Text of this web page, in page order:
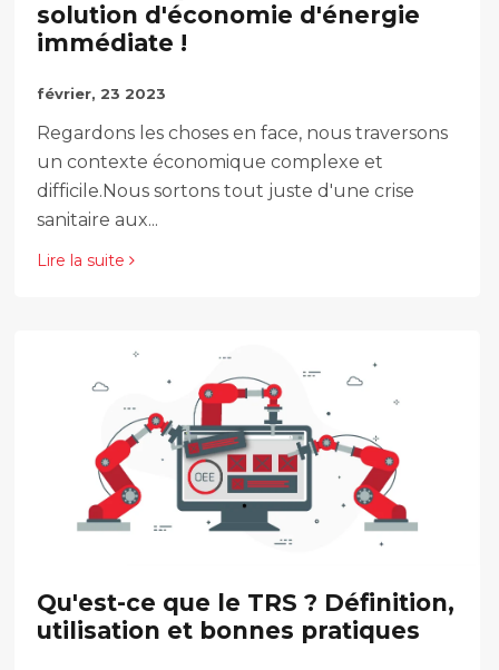
solution d'économie d'énergie
immédiate !
février, 23 2023
Regardons les choses en face, nous traversons
un contexte économique complexe et
difficile.Nous sortons tout juste d'une crise
sanitaire aux...
Lire la suite
Qu'est-ce que le TRS ? Définition,
utilisation et bonnes pratiques